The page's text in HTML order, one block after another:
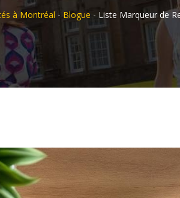
à Montréal - Blogue - Liste Marqueur de